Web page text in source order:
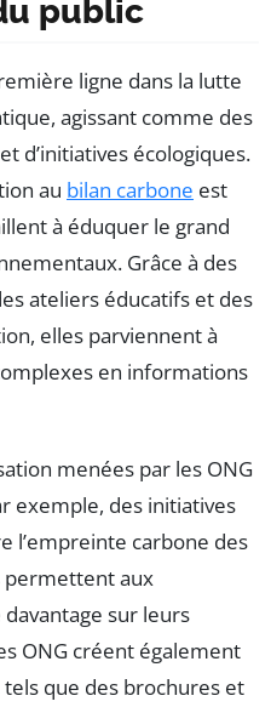
public
ligne dans la lutte
agissant comme des
d’initiatives écologiques.
au bilan carbone est
à éduquer le grand
Grâce à des
ateliers éducatifs et des
elles parviennent à
en informations
menées par les ONG
exemple, des initiatives
l’empreinte carbone des
permettent aux
sur leurs
ONG créent également
que des brochures et